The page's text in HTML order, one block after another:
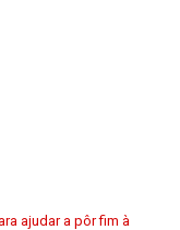
ajudar a pôr fim à